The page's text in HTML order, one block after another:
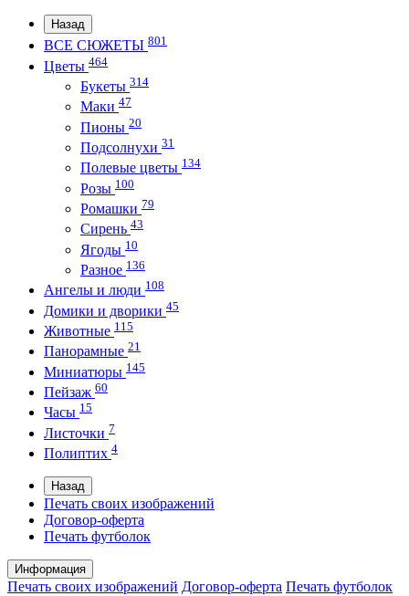
Назад
ВСЕ СЮЖЕТЫ 801
Цветы 464
Букеты 314
Маки 47
Пионы 20
Подсолнухи 31
Полевые цветы 134
Розы 100
Ромашки 79
Сирень 43
Ягоды 10
Разное 136
Ангелы и люди 108
Домики и дворики 45
Животные 115
Панорамные 21
Миниатюры 145
Пейзаж 60
Часы 15
Листочки 7
Полиптих 4
Назад
Печать своих изображений
Договор-оферта
Печать футболок
Информация
Печать своих изображений Договор-оферта Печать футболок